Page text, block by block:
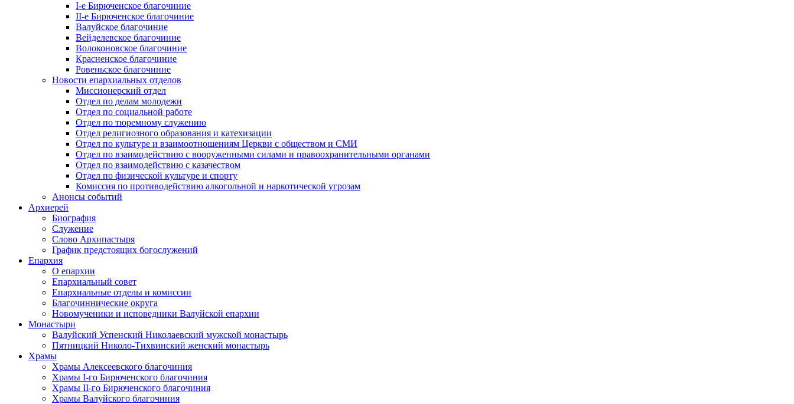
I-е Бирюченское благочиние
II-е Бирюченское благочиние
Валуйское благочиние
Вейделевское благочиние
Волоконовское благочиние
Красненское благочиние
Ровеньское благочиние
Новости епархиальных отделов
Миссионерский отдел
Отдел по делам молодежи
Отдел по социальной работе
Отдел по тюремному служению
Отдел религиозного образования и катехизации
Отдел по культуре и взаимоотношениям Церкви с обществом и СМИ
Отдел по взаимодействию с вооруженными силами и правоохранительными органами
Отдел по взаимодействию с казачеством
Отдел по физической культуре и спорту
Комиссия по противодействию алкогольной и наркотической угрозам
Анонсы событий
Архиерей
Биография
Служение
Слово Архипастыря
График предстоящих богослужений
Епархия
О епархии
Епархиальный совет
Епархиальные отделы и комиссии
Благочиннические округа
Новомученики и исповедники Валуйской епархии
Монастыри
Валуйский Успенский Николаевский мужской монастырь
Пятницкий Николо-Тихвинский женский монастырь
Храмы
Храмы Алексеевского благочиния
Храмы I-го Бирюченского благочиния
Храмы II-го Бирюченского благочиния
Храмы Валуйского благочиния